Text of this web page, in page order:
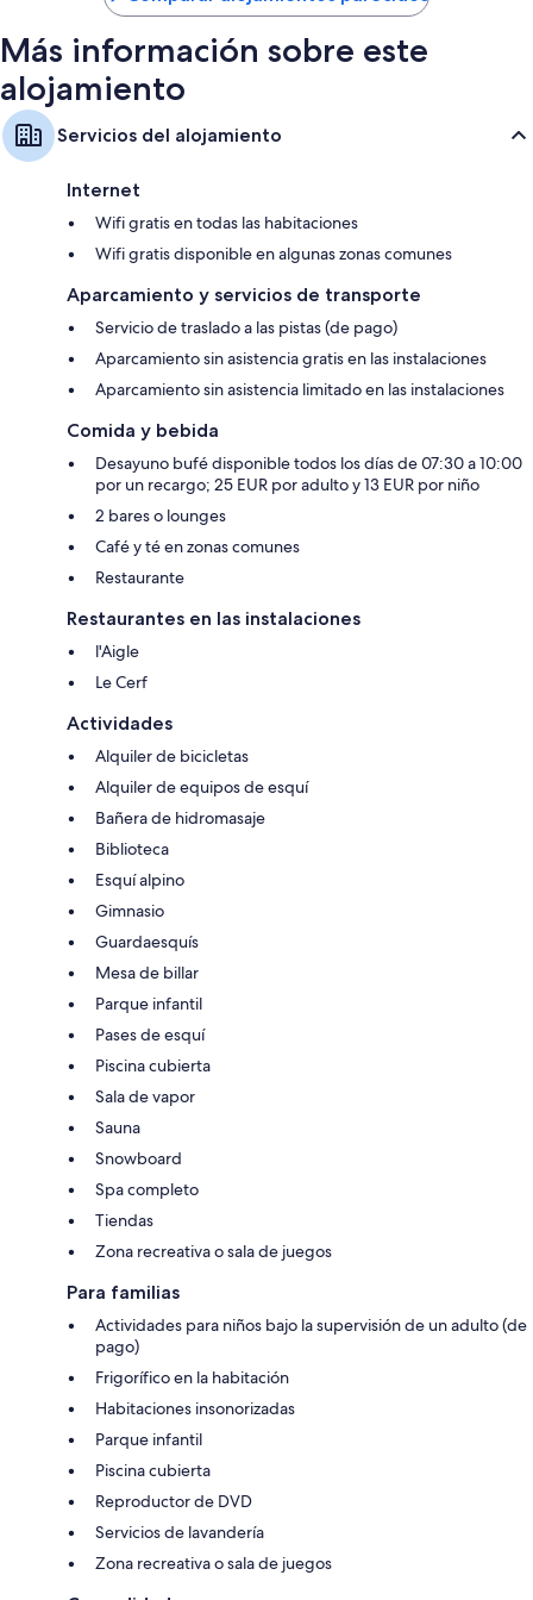
131 €
Más información sobre este
alojamiento
Servicios del alojamiento
Internet
Wifi gratis en todas las habitaciones
Wifi gratis disponible en algunas zonas comunes
Aparcamiento y servicios de transporte
Servicio de traslado a las pistas (de pago)
Aparcamiento sin asistencia gratis en las instalaciones
Aparcamiento sin asistencia limitado en las instalaciones
Comida y bebida
Desayuno bufé disponible todos los días de 07:30 a 10:00
por un recargo; 25 EUR por adulto y 13 EUR por niño
2 bares o lounges
Café y té en zonas comunes
Restaurante
Restaurantes en las instalaciones
l'Aigle
Le Cerf
Actividades
Alquiler de bicicletas
Alquiler de equipos de esquí
Bañera de hidromasaje
Biblioteca
Esquí alpino
Gimnasio
Guardaesquís
Mesa de billar
Parque infantil
Pases de esquí
Piscina cubierta
Sala de vapor
Sauna
Snowboard
Spa completo
Tiendas
Zona recreativa o sala de juegos
Para familias
Actividades para niños bajo la supervisión de un adulto (de
pago)
Frigorífico en la habitación
Habitaciones insonorizadas
Parque infantil
Piscina cubierta
Reproductor de DVD
Servicios de lavandería
Zona recreativa o sala de juegos